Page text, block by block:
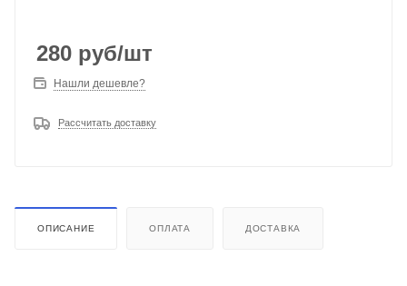
280 руб/шт
Нашли дешевле?
Рассчитать доставку
ОПИСАНИЕ ОПЛАТА ДОСТАВКА